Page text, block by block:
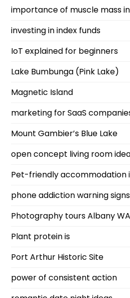
importance of muscle mass
investing in index funds
IoT explained for beginners
Lake Bumbunga (Pink Lake)
Magnetic Island
marketing for SaaS
Mount Gambier’s Blue Lake
open concept living room
Pet-friendly accommodation
phone addiction warning signs
Photography tours Albany WA
Plant protein is
Port Arthur Historic Site
power of consistent action